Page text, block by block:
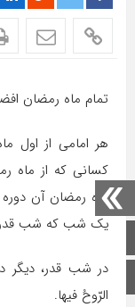
صفحه اصلی
اینستاگرام
تمام ماه رمضان
هر امامى از اول
کسانى که از ماه
ماه رمضان آن
یک شب که شب
در شب قدر، دیگر
الرّوحُ فیها.